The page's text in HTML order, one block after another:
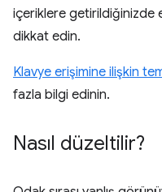
içeriklere getirildiğinizde
dikkat edin.
Klavye erişimine ilişkin
fazla bilgi edinin.
Nasıl düzeltilir?